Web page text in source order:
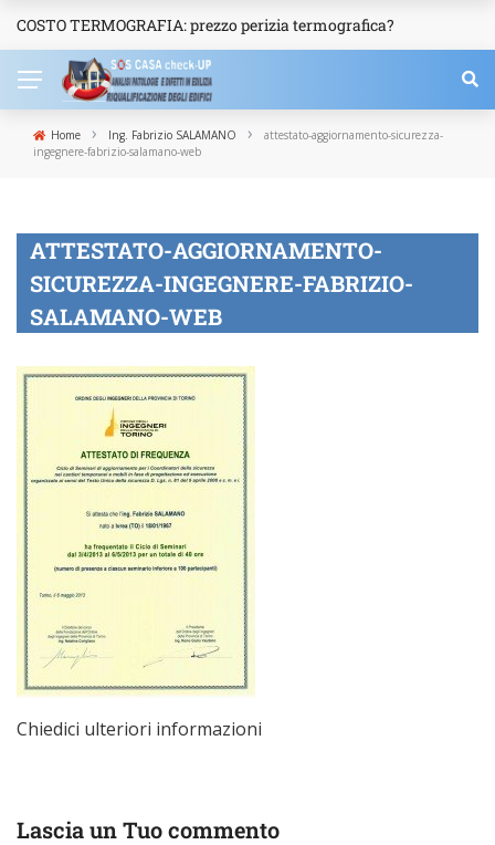
NEWS
COSTO TERMOGRAFIA: prezzo perizia termografica?
Home › Ing. Fabrizio SALAMANO ›
attestato-aggiornamento-sicurezza-
ingegnere-fabrizio-salamano-web
ATTESTATO-AGGIORNAMENTO-
SICUREZZA-INGEGNERE-FABRIZIO-
SALAMANO-WEB
Chiedici ulteriori informazioni
Lascia un Tuo commento